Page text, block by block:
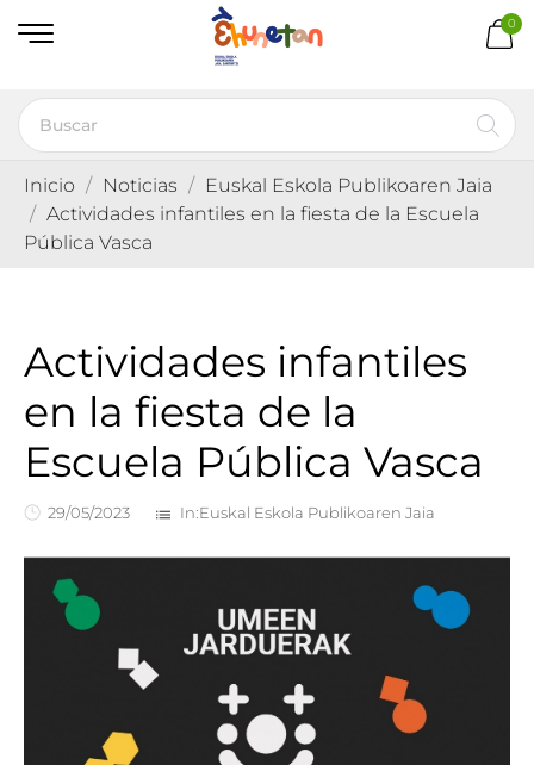
0
Inicio Noticias
Euskal Eskola Publikoaren Jaia
Actividades infantiles en la fiesta de la Escuela
Pública Vasca
Actividades infantiles
en la fiesta de la
Escuela Pública Vasca
29/05/2023 list In:Euskal Eskola Publikoaren Jaia